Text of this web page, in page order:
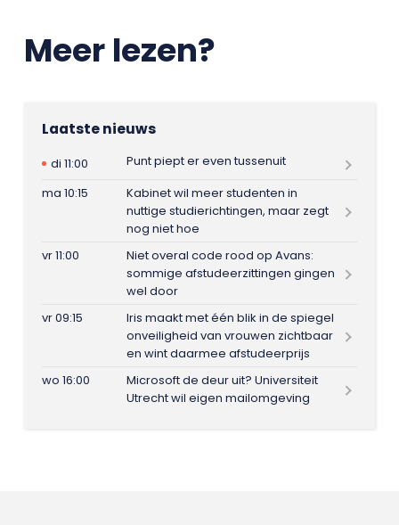
Meer lezen?
Laatste nieuws
di 11:00
Punt piept er even tussenuit
ma 10:15
Kabinet wil meer studenten in
nuttige studierichtingen, maar zegt
nog niet hoe
vr 11:00
Niet overal code rood op Avans:
sommige afstudeerzittingen gingen
wel door
vr 09:15
Iris maakt met één blik in de spiegel
onveiligheid van vrouwen zichtbaar
en wint daarmee afstudeerprijs
wo 16:00
Microsoft de deur uit? Universiteit
Utrecht wil eigen mailomgeving